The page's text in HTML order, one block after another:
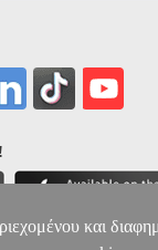
και